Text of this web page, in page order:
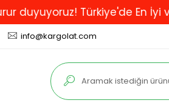
Türkiye'de En İyi ve
info@kargolat.com